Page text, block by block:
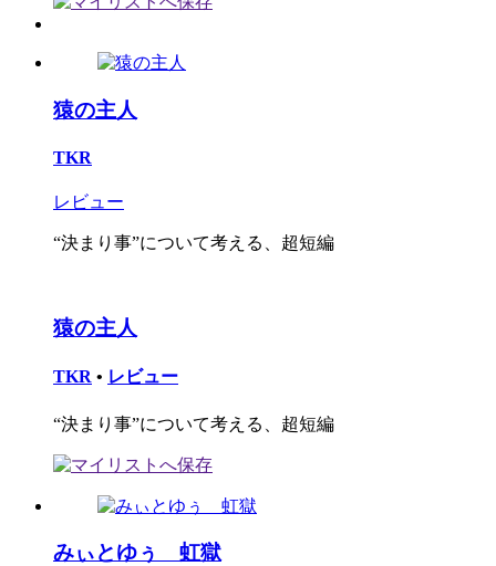
猿の主人
TKR
レビュー
“決まり事”について考える、超短編
猿の主人
TKR • レビュー
“決まり事”について考える、超短編
みぃとゆぅ 虹獄